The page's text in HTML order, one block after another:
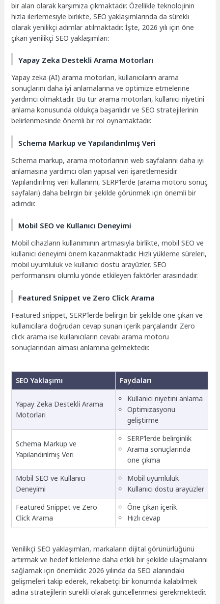
bir alan olarak karşımıza çıkmaktadır. Özellikle teknolojinin
hızla ilerlemesiyle birlikte, SEO yaklaşımlarında da sürekli
olarak yenilikçi adımlar atılmaktadır. İşte, 2026 yılı için öne
çıkan yenilikçi SEO yaklaşımları:
Yapay Zeka Destekli Arama Motorları
Yapay zeka (AI) arama motorları, kullanıcıların arama
sonuçlarını daha iyi anlamalarına ve optimize etmelerine
yardımcı olmaktadır. Bu tür arama motorları, kullanıcı niyetini
anlama konusunda oldukça başarılıdır ve SEO stratejilerinin
belirlenmesinde önemli bir rol oynamaktadır.
Schema Markup ve Yapılandırılmış Veri
Schema markup, arama motorlarının web sayfalarını daha iyi
anlamasına yardımcı olan yapısal veri işaretlemesidir.
Yapılandırılmış veri kullanımı, SERP’lerde (arama motoru sonuç
sayfaları) daha belirgin bir şekilde görünmek için önemli bir
adımdır.
Mobil SEO ve Kullanıcı Deneyimi
Mobil cihazların kullanımının artmasıyla birlikte, mobil SEO ve
kullanıcı deneyimi önem kazanmaktadır. Hızlı yükleme süreleri,
mobil uyumluluk ve kullanıcı dostu arayüzler, SEO
performansını olumlu yönde etkileyen faktörler arasındadır.
Featured Snippet ve Zero Click Arama
Featured snippet, SERP’lerde belirgin bir şekilde öne çıkan ve
kullanıcılara doğrudan cevap sunan içerik parçalarıdır. Zero
click arama ise kullanıcıların cevabı arama motoru
sonuçlarından alması anlamına gelmektedir.
SEO Yaklaşımı Faydaları
Yapay Zeka Destekli Arama
Motorları
Kullanıcı niyetini anlama
Optimizasyonu
geliştirme
Schema Markup ve
Yapılandırılmış Veri
SERP’lerde belirginlik
Arama sonuçlarında
öne çıkma
Mobil SEO ve Kullanıcı
Deneyimi
Mobil uyumluluk
Kullanıcı dostu arayüzler
Featured Snippet ve Zero
Click Arama
Öne çıkan içerik
Hızlı cevap
Yenilikçi SEO yaklaşımları, markaların dijital görünürlüğünü
artırmak ve hedef kitlelerine daha etkili bir şekilde ulaşmalarını
sağlamak için önemlidir. 2026 yılında da SEO alanındaki
gelişmeleri takip ederek, rekabetçi bir konumda kalabilmek
adına stratejilerin sürekli olarak güncellenmesi gerekmektedir.